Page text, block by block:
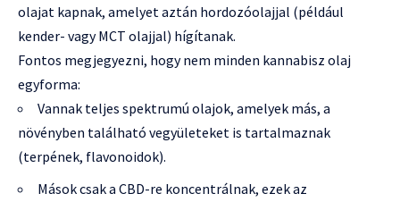
olajat kapnak, amelyet aztán hordozóolajjal (például
kender- vagy MCT olajjal) hígítanak.
Fontos megjegyezni, hogy nem minden kannabisz olaj
egyforma:
Vannak teljes spektrumú olajok, amelyek más, a
növényben található vegyületeket is tartalmaznak
(terpének, flavonoidok).
Mások csak a CBD-re koncentrálnak, ezek az